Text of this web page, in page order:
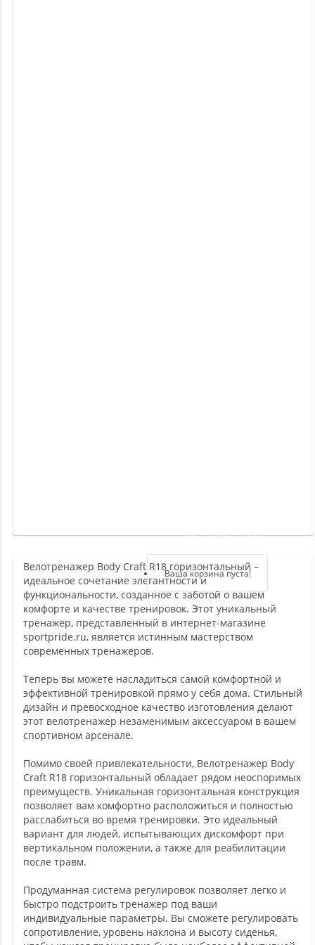
Регистрация
Авторизация
Ваша корзина пуста!
Велотренажер Body Craft R18 горизонтальный –
идеальное сочетание элегантности и
функциональности, созданное с заботой о вашем
комфорте и качестве тренировок. Этот уникальный
тренажер, представленный в интернет-магазине
sportpride.ru, является истинным мастерством
современных тренажеров.
Теперь вы можете насладиться самой комфортной и
эффективной тренировкой прямо у себя дома. Стильный
дизайн и превосходное качество изготовления делают
этот велотренажер незаменимым аксессуаром в вашем
спортивном арсенале.
Помимо своей привлекательности, Велотренажер Body
Craft R18 горизонтальный обладает рядом неоспоримых
преимуществ. Уникальная горизонтальная конструкция
позволяет вам комфортно расположиться и полностью
расслабиться во время тренировки. Это идеальный
вариант для людей, испытывающих дискомфорт при
вертикальном положении, а также для реабилитации
после травм.
Продуманная система регулировок позволяет легко и
быстро подстроить тренажер под ваши
индивидуальные параметры. Вы сможете регулировать
сопротивление, уровень наклона и высоту сиденья,